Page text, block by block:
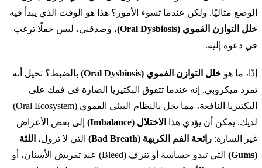
الوضع مثاليًا. ولكن عندما تسوء الأمور؟ هذا هو الوقت الذي يبدأ فيه
خلل التوازن الفموي (Oral Dysbiosis)
، وصدقني، ليس حفلًا ترغب
في دعوة إليه.
إذًا، ما هو خلل التوازن الفموي (Oral Dysbiosis)
بالضبط؟ تخيل أنه
تمرد ميكروبي. إنه عندما تتفوق البكتيريا الضارة في فمك على
البكتيريا النافعة، مما يخل بالنظام البيئي الفموي (Oral Ecosystem)
لديك. يمكن أن يؤدي هذا
الاختلال (Imbalance)
إلى بعض الأعراض
غير السارة: رائحة الفم الكريهة (Bad Breath) التي لا تزول، اللثة
(Gums)
التي تبدو حساسة أو تنزف (Bleed) عند تفريش الأسنان، أو